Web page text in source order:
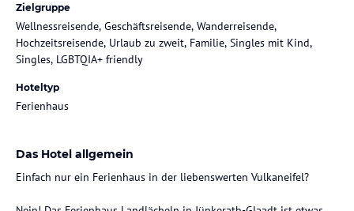
Zielgruppe
Wellnessreisende, Geschäftsreisende, Wanderreisende,
Hochzeitsreisende, Urlaub zu zweit, Familie, Singles mit Kind,
Singles, LGBTQIA+ friendly
Hoteltyp
Ferienhaus
Das Hotel allgemein
Einfach nur ein Ferienhaus in der liebenswerten Vulkaneifel?